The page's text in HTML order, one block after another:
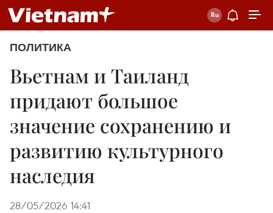
ПОЛИТИКА
Вьетнам и Таиланд
придают большое
значение сохранению и
развитию культурного
наследия
28/05/2026 14:41